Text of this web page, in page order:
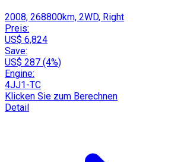
2008, 268800km, 2WD, Right
Preis:
US$ 6,824
Save:
US$ 287 (4%)
Engine:
4JJ1-TC
Klicken Sie zum Berechnen
Detail